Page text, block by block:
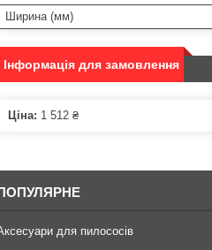
Ширина (мм)
Інформація для замовлення
Ціна: 1 512 ₴
для пилососів